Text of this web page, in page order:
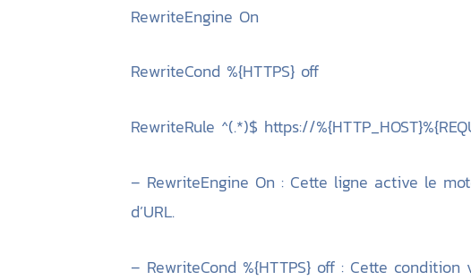
RewriteEngine On
RewriteCond %{HTTPS} off
RewriteRule ^(.*)$ https://
– RewriteEngine On : Cette ligne active le
d’URL.
– RewriteCond %{HTTPS} off : Cette